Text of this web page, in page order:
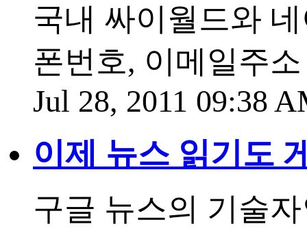
국내 싸이월드와
폰번호, 이메일주
Jul 28, 2011 09:38
이제 뉴스 읽기도
구글 뉴스의 기술